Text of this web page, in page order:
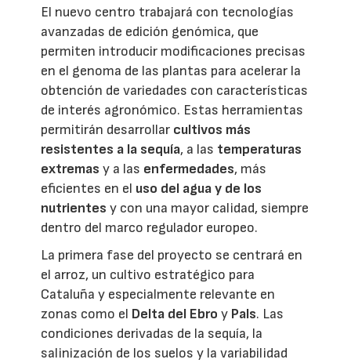
El nuevo centro trabajará con tecnologías
avanzadas de edición genómica, que
permiten introducir modificaciones precisas
en el genoma de las plantas para acelerar la
obtención de variedades con características
de interés agronómico. Estas herramientas
permitirán desarrollar cultivos más
resistentes a la sequía, a las temperaturas
extremas y a las enfermedades, más
eficientes en el uso del agua y de los
nutrientes y con una mayor calidad, siempre
dentro del marco regulador europeo.
La primera fase del proyecto se centrará en
el arroz, un cultivo estratégico para
Cataluña y especialmente relevante en
zonas como el Delta del Ebro y Pals. Las
condiciones derivadas de la sequía, la
salinización de los suelos y la variabilidad